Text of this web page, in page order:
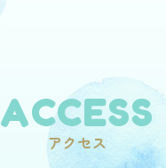
ACCESS
アクセス